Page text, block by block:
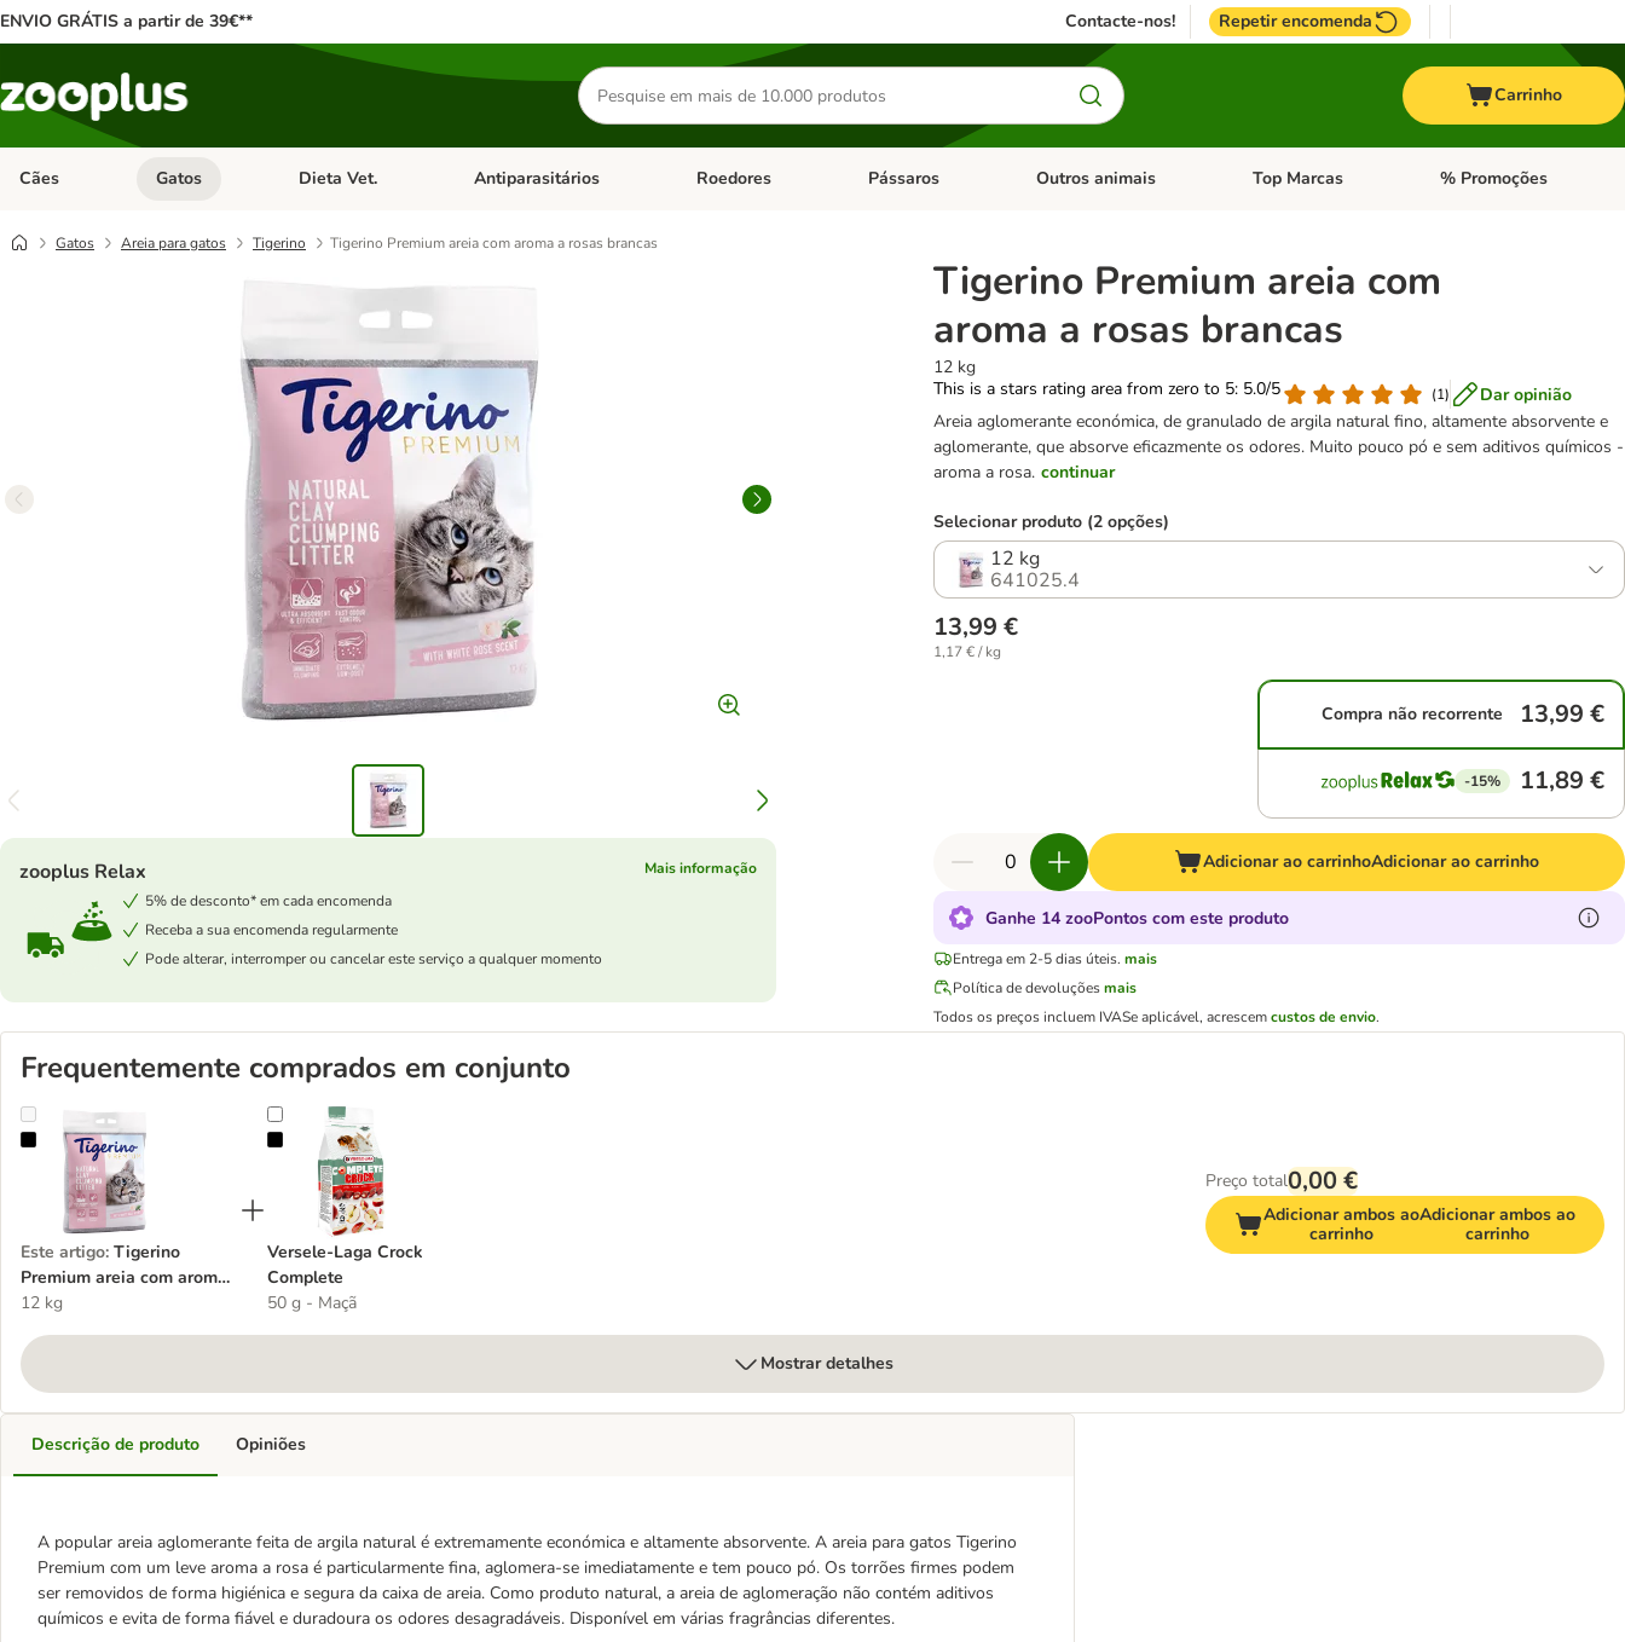
ENVIO GRÁTIS a partir de 39€** Contacte-nos! Repetir encomenda
Pesquisar
produtos
Carrinho
Cães Abrir menu de categoria: Cães
Gatos Abrir menu de categoria: Gatos
Dieta Vet. Abrir menu de categoria: Dieta Vet.
Antiparasitários Abrir menu de categoria: Antiparasitários
Roedores Abrir menu de categoria: Roedores
Pássaros Abrir menu de categoria: Pássaros
Outros animais Abrir menu de categoria: Outros animais
Top Marcas Abrir menu de categoria:
% Promoções
Gatos Areia para gatos Tigerino Tigerino Premium areia com aroma a rosas brancas
Tigerino Premium areia com
aroma a rosas brancas
12 kg
This is a stars rating area from zero to 5: 5.0/5
(1)
Dar opinião
Areia aglomerante económica, de granulado de argila natural fino, altamente absorvente e
aglomerante, que absorve eficazmente os odores. Muito pouco pó e sem aditivos químicos -
aroma a rosa. continuar
zooplus Relax
Mais informação
5% de desconto* em cada encomenda
Receba a sua encomenda regularmente
Pode alterar, interromper ou cancelar este serviço a qualquer momento
Selecionar produto (2 opções)
12 kg
641025.4
13,99 €
1,17 € / kg
Compra não recorrente 13,99 €
-15% 11,89 €
Adicionar ao carrinhoAdicionar ao carrinho
Ganhe 14 zooPontos com este produto
Entrega em 2-5 dias úteis. mais
Política de devoluções mais
Todos os preços incluem IVASe aplicável, acrescemcustos de envio.
Frequentemente comprados em conjunto
Tigerino Premium areia com aroma a rosas brancas
Este artigo: Tigerino
Premium areia com aroma
a rosas brancas
12 kg
Versele-Laga Crock Complete
Versele-Laga Crock
Complete
50 g - Maçã
Preço total0,00 €
Adicionar ambos ao
carrinho
Adicionar ambos ao
carrinho
Mostrar detalhes
Descrição de produto
A popular areia aglomerante feita de argila natural é extremamente económica e altamente absorvente. A areia para gatos Tigerino
Premium com um leve aroma a rosa é particularmente fina, aglomera-se imediatamente e tem pouco pó. Os torrões firmes podem
ser removidos de forma higiénica e segura da caixa de areia. Como produto natural, a areia de aglomeração não contém aditivos
químicos e evita de forma fiável e duradoura os odores desagradáveis. Disponível em várias fragrâncias diferentes.
Opiniões